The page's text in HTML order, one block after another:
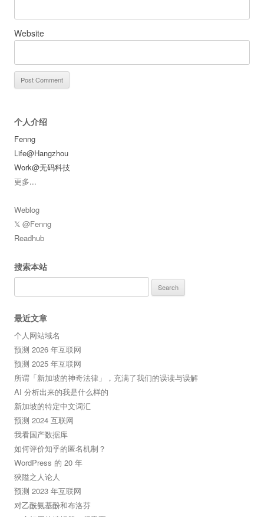
Website
个人介绍
Fenng
Life@Hangzhou
Work@无码科技
更多...
Weblog
𝕏 @Fenng
Readhub
搜索本站
for:
最近文章
个人网站域名
预测 2026 年互联网
预测 2025 年互联网
所谓「新加坡的神奇法律」，充满了我们的误读与误解
AI 分析出来的我是什么样的
新加坡的特定中文词汇
预测 2024 互联网
我看国产数据库
如何评价知乎的匿名机制？
WordPress 的 20 年
狹隘之人论人
预测 2023 年互联网
对乙酰氨基酚和布洛芬